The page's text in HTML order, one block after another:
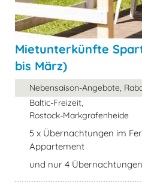
Mietunterkünfte
bis März)
Nebensaison-Angebote,
Baltic-Freizeit,
Rostock-Markgrafenheide
5 x Übernachtungen im
Appartement
und nur 4